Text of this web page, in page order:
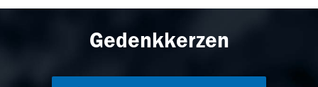
Gedenkkerzen